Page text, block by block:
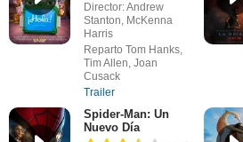
Director: Andrew
Stanton, McKenna
Harris
Reparto Tom Hanks,
Tim Allen, Joan
Cusack
Trailer
Spider-Man: Un
Nuevo Día